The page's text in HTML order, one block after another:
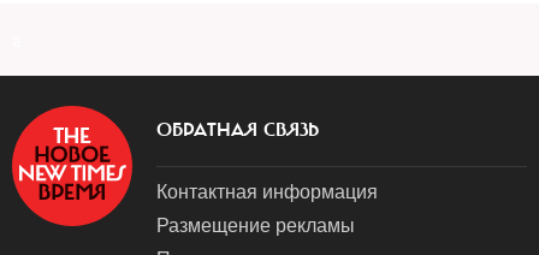
ОБРАТНАЯ СВЯЗЬ
Контактная информация
Размещение рекламы